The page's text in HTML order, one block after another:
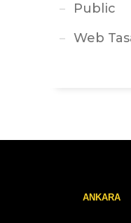
Public
Web
ANKARA